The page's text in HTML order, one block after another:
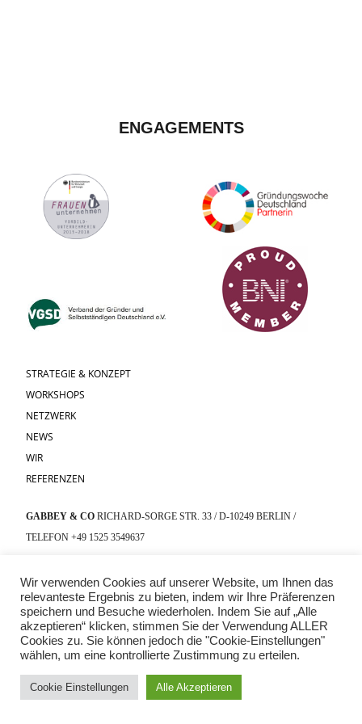
ENGAGEMENTS
STRATEGIE & KONZEPT
WORKSHOPS
NETZWERK
NEWS
WIR
REFERENZEN
GABBEY & CORICHARD-SORGE STR. 33 / D-10249 BERLIN /
TELEFON +49 1525 3549637
DATENSCHUTZ
Wir verwenden Cookies auf unserer Website, um Ihnen das
relevanteste Ergebnis zu bieten, indem wir Ihre Präferenzen
speichern und Besuche wiederholen. Indem Sie auf „Alle
akzeptieren“ klicken, stimmen Sie der Verwendung ALLER
Cookies zu. Sie können jedoch die "Cookie-Einstellungen"
wählen, um eine kontrollierte Zustimmung zu erteilen.
Cookie Einstellungen Alle Akzeptieren